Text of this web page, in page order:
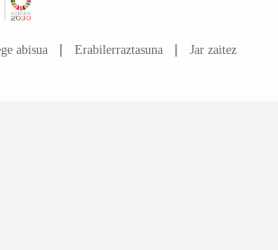
abisua | Erabilerraztasuna |
Jar zaitez